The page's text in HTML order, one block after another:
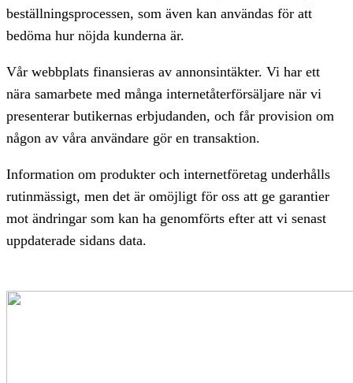
beställningsprocessen, som även kan användas för att
bedöma hur nöjda kunderna är.
Vår webbplats finansieras av annonsintäkter. Vi har ett
nära samarbete med många internetåterförsäljare när vi
presenterar butikernas erbjudanden, och får provision om
någon av våra användare gör en transaktion.
Information om produkter och internetföretag underhålls
rutinmässigt, men det är omöjligt för oss att ge garantier
mot ändringar som kan ha genomförts efter att vi senast
uppdaterade sidans data.